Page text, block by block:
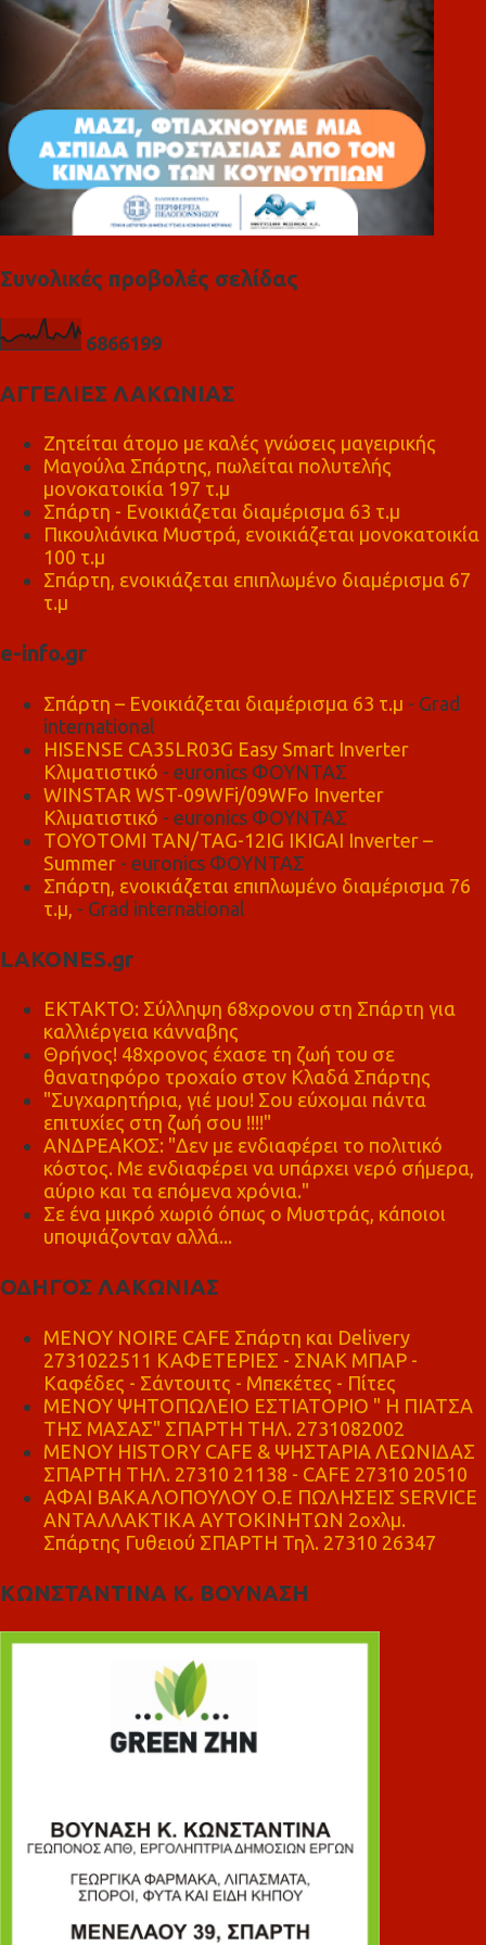
Συνολικές προβολές σελίδας
6866199
ΑΓΓΕΛΙΕΣ ΛΑΚΩΝΙΑΣ
Ζητείται άτομο με καλές γνώσεις μαγειρικής
Μαγούλα Σπάρτης, πωλείται πολυτελής
μονοκατοικία 197 τ.μ
Σπάρτη - Ενοικιάζεται διαμέρισμα 63 τ.μ
Πικουλιάνικα Μυστρά, ενοικιάζεται μονοκατοικία
100 τ.μ
Σπάρτη, ενοικιάζεται επιπλωμένο διαμέρισμα 67
τ.μ
e-info.gr
Σπάρτη – Ενοικιάζεται διαμέρισμα 63 τ.μ - Grad
international
HISENSE CA35LR03G Easy Smart Inverter
Κλιματιστικό - euronics ΦΟΥΝΤΑΣ
WINSTAR WST-09WFi/09WFo Inverter
Κλιματιστικό - euronics ΦΟΥΝΤΑΣ
TOYOTOMI TAN/TAG-12IG IKIGAI Inverter –
Summer - euronics ΦΟΥΝΤΑΣ
Σπάρτη, ενοικιάζεται επιπλωμένο διαμέρισμα 76
τ.μ, - Grad international
LAKONES.gr
ΕΚΤΑΚΤΟ: Σύλληψη 68χρονου στη Σπάρτη για
καλλιέργεια κάνναβης
Θρήνος! 48χρονος έχασε τη ζωή του σε
θανατηφόρο τροχαίο στον Κλαδά Σπάρτης
"Συγχαρητήρια, γιέ μου! Σου εύχομαι πάντα
επιτυχίες στη ζωή σου !!!!"
ΑΝΔΡΕΑΚΟΣ: "Δεν με ενδιαφέρει το πολιτικό
κόστος. Με ενδιαφέρει να υπάρχει νερό σήμερα,
αύριο και τα επόμενα χρόνια."
Σε ένα μικρό χωριό όπως ο Μυστράς, κάποιοι
υποψιάζονταν αλλά...
ΟΔΗΓΟΣ ΛΑΚΩΝΙΑΣ
MENOY NOIRE CAFE Σπάρτη και Delivery
2731022511 ΚΑΦΕΤΕΡΙΕΣ - ΣΝΑΚ ΜΠΑΡ -
Καφέδες - Σάντουιτς - Μπεκέτες - Πίτες
ΜΕΝΟΥ ΨΗΤΟΠΩΛΕΙΟ ΕΣΤΙΑΤΟΡΙΟ " Η ΠΙΑΤΣΑ
ΤΗΣ ΜΑΣΑΣ" ΣΠΑΡΤΗ ΤΗΛ. 2731082002
ΜΕΝΟΥ HISTORY CAFE & ΨΗΣΤΑΡΙΑ ΛΕΩΝΙΔΑΣ
ΣΠΑΡΤΗ ΤΗΛ. 27310 21138 - CAFE 27310 20510
ΑΦΑΙ ΒΑΚΑΛΟΠΟΥΛΟΥ Ο.Ε ΠΩΛΗΣΕΙΣ SERVICE
ΑΝΤΑΛΛΑΚΤΙΚΑ ΑΥΤΟΚΙΝΗΤΩΝ 2οχλμ.
Σπάρτης Γυθειού ΣΠΑΡΤΗ Τηλ. 27310 26347
ΚΩΝΣΤΑΝΤΙΝΑ Κ. ΒΟΥΝΑΣΗ